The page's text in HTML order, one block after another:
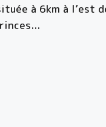
à 6km à l’est
...